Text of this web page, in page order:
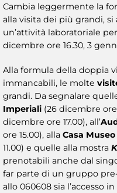
Cambia leggermente la
alla visita dei più grandi,
un’attività laboratoriale
dicembre ore 16.30, 3
Alla formula della doppia
immancabili, le molte
grandi. Da segnalare
Imperiali (26 dicembre ore
dicembre ore 17.00), all’
ore 15.00), alla Casa
11.00) e quelle alla mostra
prenotabili anche dal
far parte di un gruppo
allo 060608 sia l’accesso